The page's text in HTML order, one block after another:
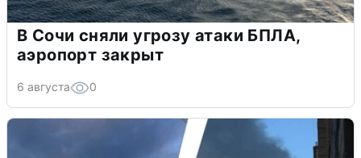
В Сочи сняли угрозу атаки БПЛА,
аэропорт закрыт
6 августа 0